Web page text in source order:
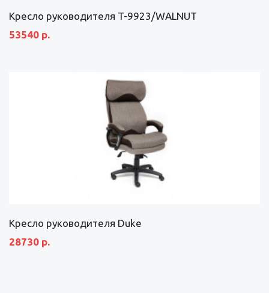
Кресло руководителя T-9923/WALNUT
53540 р.
Кресло руководителя Duke
28730 р.